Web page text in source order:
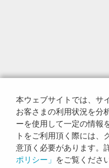
本ウェブサイトでは、サ
お客さまの利用状況を分
ーを使用して一定の情報
トをご利用頂く際には、
意頂く必要があります。
ポリシー」
をご覧くださ